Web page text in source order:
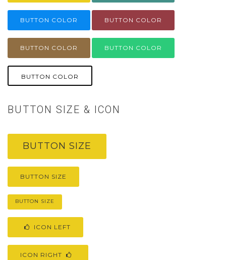
BUTTON COLOR BUTTON COLOR
BUTTON COLOR BUTTON COLOR
BUTTON COLOR
BUTTON SIZE & ICON
BUTTON SIZE
BUTTON SIZE
BUTTON SIZE
ICON LEFT
ICON RIGHT